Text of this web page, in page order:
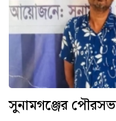
সুনামগঞ্জের